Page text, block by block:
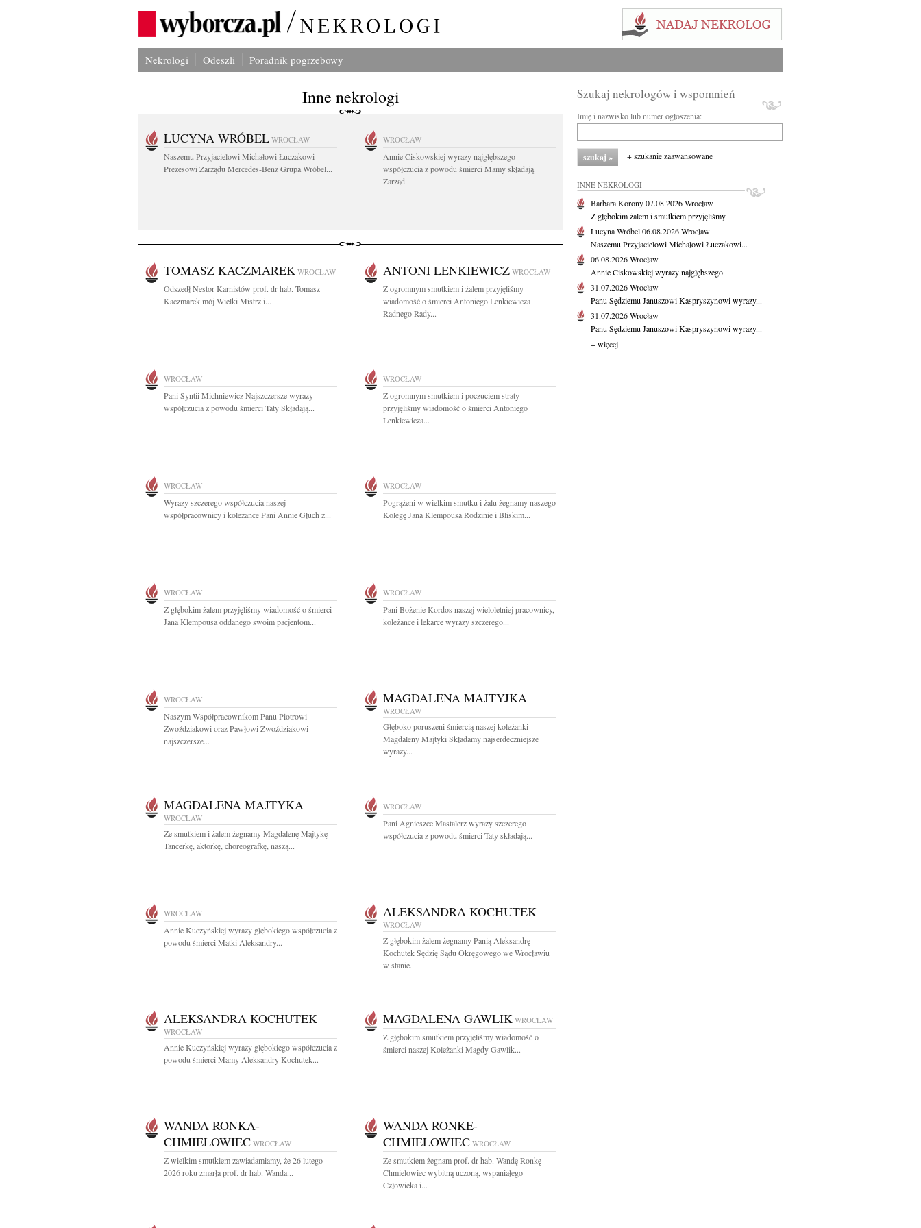
Nekrologi Odeszli Poradnik pogrzebowy
Inne nekrologi
LUCYNA WRÓBEL WROCŁAW
Naszemu Przyjacielowi Michałowi Łuczakowi
Prezesowi Zarządu Mercedes-Benz Grupa Wróbel...
WROCŁAW
Annie Ciskowskiej wyrazy najgłębszego
współczucia z powodu śmierci Mamy składają
Zarząd...
TOMASZ KACZMAREK WROCŁAW
Odszedł Nestor Karnistów prof. dr hab. Tomasz
Kaczmarek mój Wielki Mistrz i...
ANTONI LENKIEWICZ WROCŁAW
Z ogromnym smutkiem i żalem przyjęliśmy
wiadomość o śmierci Antoniego Lenkiewicza
Radnego Rady...
WROCŁAW
Pani Syntii Michniewicz Najszczersze wyrazy
współczucia z powodu śmierci Taty Składają...
WROCŁAW
Z ogromnym smutkiem i poczuciem straty
przyjęliśmy wiadomość o śmierci Antoniego
Lenkiewicza...
WROCŁAW
Wyrazy szczerego współczucia naszej
współpracownicy i koleżance Pani Annie Głuch z...
WROCŁAW
Pogrążeni w wielkim smutku i żalu żegnamy naszego
Kolegę Jana Klempousa Rodzinie i Bliskim...
WROCŁAW
Z głębokim żalem przyjęliśmy wiadomość o śmierci
Jana Klempousa oddanego swoim pacjentom...
WROCŁAW
Pani Bożenie Kordos naszej wieloletniej pracownicy,
koleżance i lekarce wyrazy szczerego...
WROCŁAW
Naszym Współpracownikom Panu Piotrowi
Zwoździakowi oraz Pawłowi Zwoździakowi
najszczersze...
MAGDALENA MAJTYJKA
WROCŁAW
Głęboko poruszeni śmiercią naszej koleżanki
Magdaleny Majtyki Składamy najserdeczniejsze
wyrazy...
MAGDALENA MAJTYKA
WROCŁAW
Ze smutkiem i żalem żegnamy Magdalenę Majtykę
Tancerkę, aktorkę, choreografkę, naszą...
WROCŁAW
Pani Agnieszce Mastalerz wyrazy szczerego
współczucia z powodu śmierci Taty składają...
WROCŁAW
Annie Kuczyńskiej wyrazy głębokiego współczucia z
powodu śmierci Matki Aleksandry...
ALEKSANDRA KOCHUTEK
WROCŁAW
Z głębokim żalem żegnamy Panią Aleksandrę
Kochutek Sędzię Sądu Okręgowego we Wrocławiu
w stanie...
ALEKSANDRA KOCHUTEK
WROCŁAW
Annie Kuczyńskiej wyrazy głębokiego współczucia z
powodu śmierci Mamy Aleksandry Kochutek...
MAGDALENA GAWLIK WROCŁAW
Z głębokim smutkiem przyjęliśmy wiadomość o
śmierci naszej Koleżanki Magdy Gawlik...
WANDA RONKA-
CHMIELOWIEC WROCŁAW
Z wielkim smutkiem zawiadamiamy, że 26 lutego
2026 roku zmarła prof. dr hab. Wanda...
WANDA RONKE-
CHMIELOWIEC WROCŁAW
Ze smutkiem żegnam prof. dr hab. Wandę Ronkę-
Chmielowiec wybitną uczoną, wspaniałego
Człowieka i...
Szukaj nekrologów i wspomnień
Imię i nazwisko lub numer ogłoszenia:
+ szukanie zaawansowane
INNE NEKROLOGI
Barbara Korony07.08.2026Wrocław
Z głębokim żalem i smutkiem przyjęliśmy...
Lucyna Wróbel06.08.2026Wrocław
Naszemu Przyjacielowi Michałowi Łuczakowi...
06.08.2026Wrocław
Annie Ciskowskiej wyrazy najgłębszego...
31.07.2026Wrocław
Panu Sędziemu Januszowi Kaspryszynowi wyrazy...
31.07.2026Wrocław
Panu Sędziemu Januszowi Kaspryszynowi wyrazy...
+ więcej